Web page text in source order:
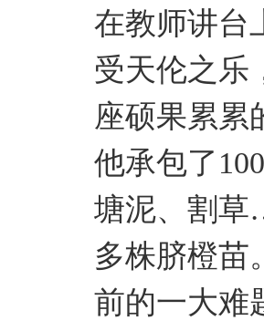
在教师讲台
受天伦之乐
座硕果累累
他承包了
塘泥、割
多株脐橙苗
前的一大难